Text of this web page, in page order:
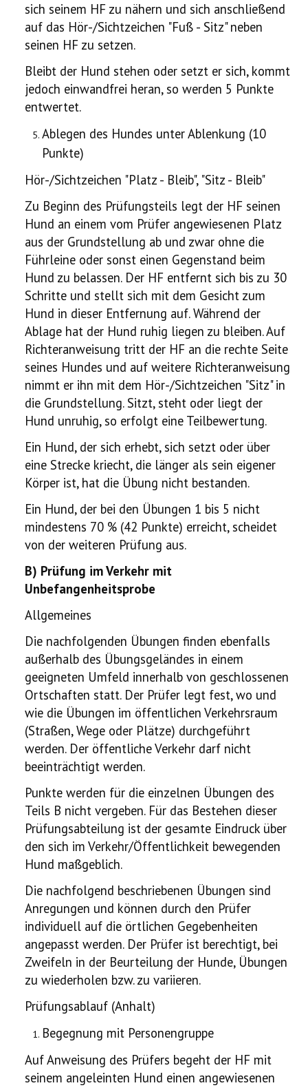
sich seinem HF zu nähern und sich anschließend
auf das Hör-/Sichtzeichen "Fuß - Sitz" neben
seinen HF zu setzen.
Bleibt der Hund stehen oder setzt er sich, kommt
jedoch einwandfrei heran, so werden 5 Punkte
entwertet.
Ablegen des Hundes unter Ablenkung (10
Punkte)
Hör-/Sichtzeichen "Platz - Bleib", "Sitz - Bleib"
Zu Beginn des Prüfungsteils legt der HF seinen
Hund an einem vom Prüfer angewiesenen Platz
aus der Grundstellung ab und zwar ohne die
Führleine oder sonst einen Gegenstand beim
Hund zu belassen. Der HF entfernt sich bis zu 30
Schritte und stellt sich mit dem Gesicht zum
Hund in dieser Entfernung auf. Während der
Ablage hat der Hund ruhig liegen zu bleiben. Auf
Richteranweisung tritt der HF an die rechte Seite
seines Hundes und auf weitere Richteranweisung
nimmt er ihn mit dem Hör-/Sichtzeichen "Sitz" in
die Grundstellung. Sitzt, steht oder liegt der
Hund unruhig, so erfolgt eine Teilbewertung.
Ein Hund, der sich erhebt, sich setzt oder über
eine Strecke kriecht, die länger als sein eigener
Körper ist, hat die Übung nicht bestanden.
Ein Hund, der bei den Übungen 1 bis 5 nicht
mindestens 70 % (42 Punkte) erreicht, scheidet
von der weiteren Prüfung aus.
B) Prüfung im Verkehr mit
Unbefangenheitsprobe
Allgemeines
Die nachfolgenden Übungen finden ebenfalls
außerhalb des Übungsgeländes in einem
geeigneten Umfeld innerhalb von geschlossenen
Ortschaften statt. Der Prüfer legt fest, wo und
wie die Übungen im öffentlichen Verkehrsraum
(Straßen, Wege oder Plätze) durchgeführt
werden. Der öffentliche Verkehr darf nicht
beeinträchtigt werden.
Punkte werden für die einzelnen Übungen des
Teils B nicht vergeben. Für das Bestehen dieser
Prüfungsabteilung ist der gesamte Eindruck über
den sich im Verkehr/Öffentlichkeit bewegenden
Hund maßgeblich.
Die nachfolgend beschriebenen Übungen sind
Anregungen und können durch den Prüfer
individuell auf die örtlichen Gegebenheiten
angepasst werden. Der Prüfer ist berechtigt, bei
Zweifeln in der Beurteilung der Hunde, Übungen
zu wiederholen bzw. zu variieren.
Prüfungsablauf (Anhalt)
Begegnung mit Personengruppe
Auf Anweisung des Prüfers begeht der HF mit
seinem angeleinten Hund einen angewiesenen